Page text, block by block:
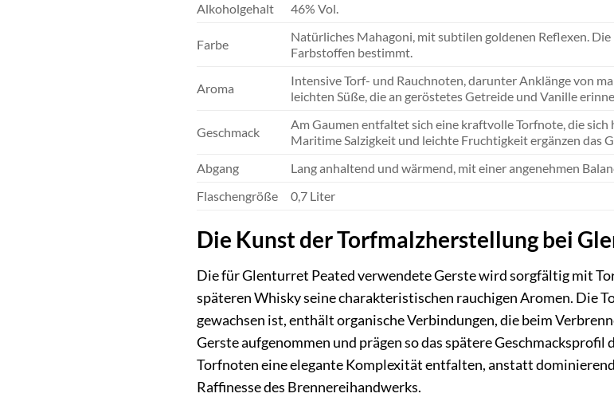
Alkoholgehalt
46% Vol.
Farbe
Natürliches Mahagoni, mit subtilen goldenen Reflexen.
Farbstoffen bestimmt.
Aroma
Intensive Torf- und Rauchnoten, darunter Anklänge von
leichten Süße, die an geröstetes Getreide und Vanille
Geschmack
Am Gaumen entfaltet sich eine kraftvolle Torfnote, die
Maritime Salzigkeit und leichte Fruchtigkeit ergänzen das
Abgang
Lang anhaltend und wärmend, mit einer angenehmen
Flaschengröße
0,7 Liter
Die Kunst der Torfmalzherstellung bei
Die für Glenturret Peated verwendete Gerste wird sorgfältig mit
späteren Whisky seine charakteristischen rauchigen Aromen. Die
gewachsen ist, enthält organische Verbindungen, die beim
Gerste aufgenommen und prägen so das spätere
Torfnoten eine elegante Komplexität entfalten, anstatt
Raffinesse des Brennereihandwerks.